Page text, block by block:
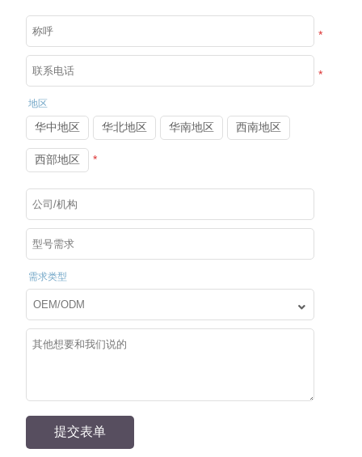
多项发明专利
一站式服务
外观设计，结构设计、功能开发等一站式服务
关注我们
关注公众号 添加微信
*
*
地区
华中地区 华北地区 华南地区 西南地区
西部地区 *
需求类型